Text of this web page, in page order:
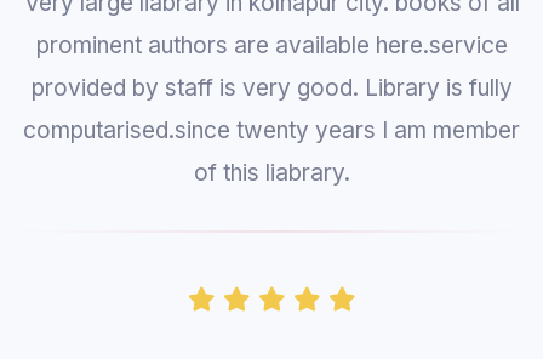
go inside and look at books and select one.
Computer searching is very slow. It takes you
ages to find one book and author. A system
update is a must.